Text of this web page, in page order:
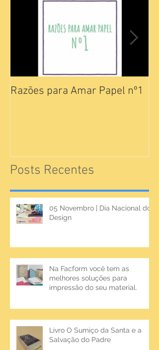
Razões para Amar Papel nº1
Posts Recentes
05 Novembro | Dia Nacional do
Design
Na Facform você tem as
melhores soluções para
impressão do seu material.
Livro O Sumiço da Santa e a
Salvação do Padre